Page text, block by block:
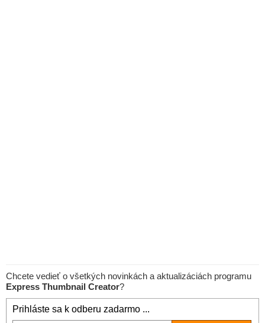
Chcete vedieť o všetkých novinkách a aktualizáciách programu
Express Thumbnail Creator?
Prihláste sa k odberu zadarmo ...